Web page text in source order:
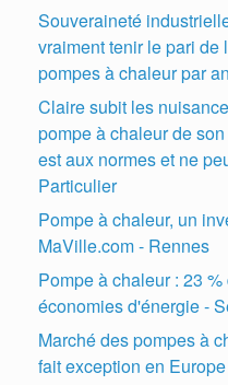
Souveraineté
vraiment tenir le pari de
pompes à chaleur par
Claire subit les
pompe à chaleur de
est aux normes et ne
Particulier
Pompe à chaleur, un
MaVille.com - Rennes
Pompe à chaleur : 23
économies d'énergie -
Marché des pompes à
fait exception en